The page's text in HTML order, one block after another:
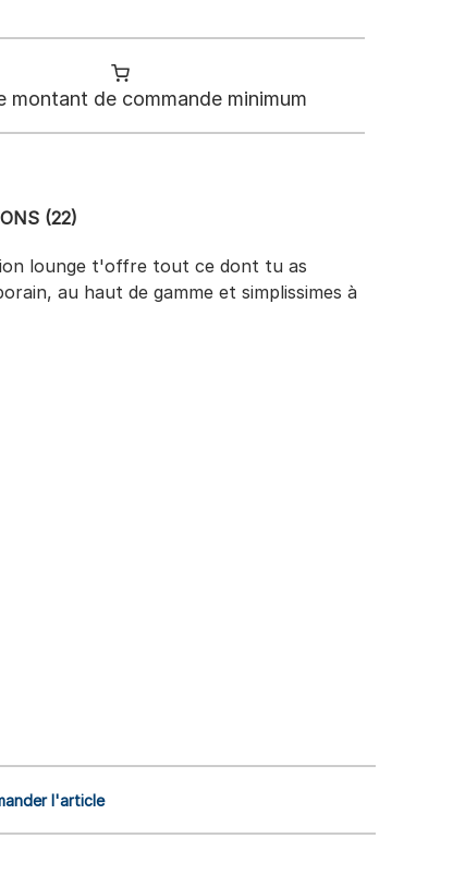
montant de commande minimum
lounge t'offre tout ce dont tu as
au haut de gamme et simplissimes à
(22)
l'article